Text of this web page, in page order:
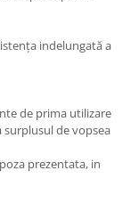
indelungată a
de prima utilizare
de vopsea
prezentata, in